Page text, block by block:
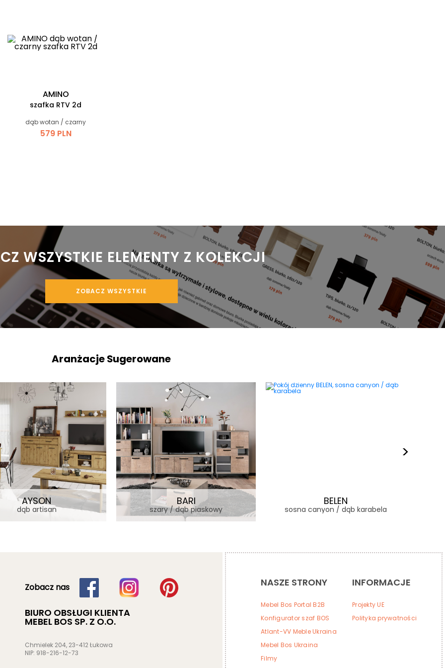
AMINO
szafka RTV 2d
dąb wotan / czarny
579 PLN
WSZYSTKIE ELEMENTY Z KOLEKCJI
ZOBACZ WSZYSTKIE
Aranżacje Sugerowane
AYSON
dąb artisan
BARI
szary / dąb piaskowy
BELEN
sosna canyon / dąb karabela
Zobacz nas
BIURO OBSŁUGI KLIENTA
MEBEL BOS SP. Z O.O.
Chmielek 204, 23-412 Łukowa
NIP: 918-216-12-73
NASZE STRONY
Mebel Bos Portal B2B
Konfigurator szaf BOS
Atlant-VV Meble Ukraina
Mebel Bos Ukraina
Filmy
INFORMACJE
Projekty UE
Polityka prywatności